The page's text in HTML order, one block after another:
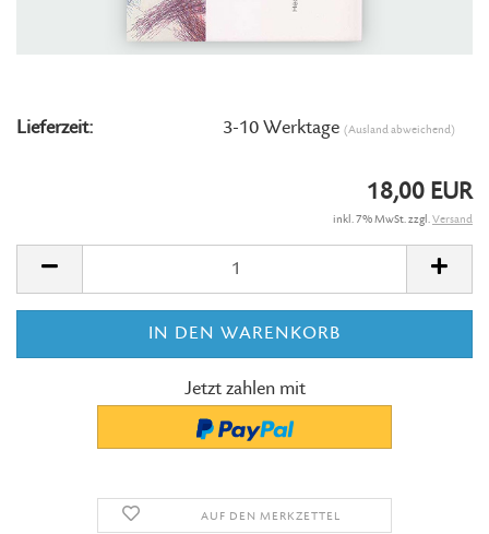
Lieferzeit: 3-10 Werktage(Ausland abweichend)
18,00 EUR
inkl. 7% MwSt. zzgl.Versand
Jetzt zahlen mit
AUF DEN MERKZETTEL